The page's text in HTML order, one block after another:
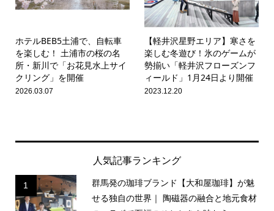
ホテルBEB5土浦で、自転車
を楽しむ！ 土浦市の桜の名
所・新川で「お花見水上サイ
クリング」を開催
2026.03.07
【軽井沢星野エリア】寒さを
楽しむ冬遊び！氷のゲームが
勢揃い「軽井沢フローズンフ
ィールド」1月24日より開催
2023.12.20
人気記事ランキング
1
群馬発の珈琲ブランド【大和屋珈琲】が魅
せる独自の世界｜ 陶磁器の融合と地元食材